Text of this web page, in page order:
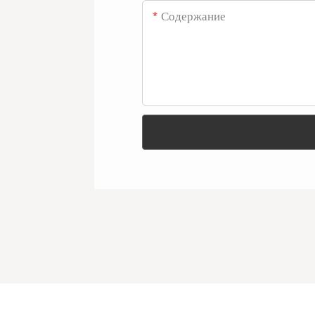
Содержание